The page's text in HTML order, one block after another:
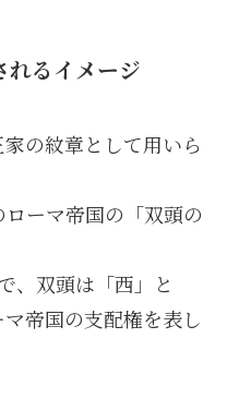
れるイメージ
の紋章として用いら
ーマ帝国の「双頭の
、双頭は「西」と
マ帝国の支配権を表し